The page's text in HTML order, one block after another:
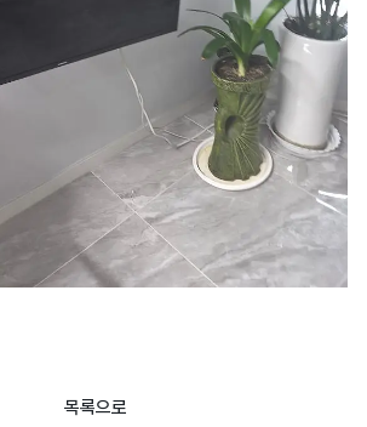
목록으로